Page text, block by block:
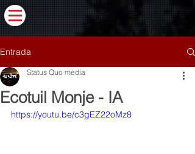
Entrada
Ecotuil Monje - IA
Status Quo media
https://youtu.be/c3gEZ22oMz8